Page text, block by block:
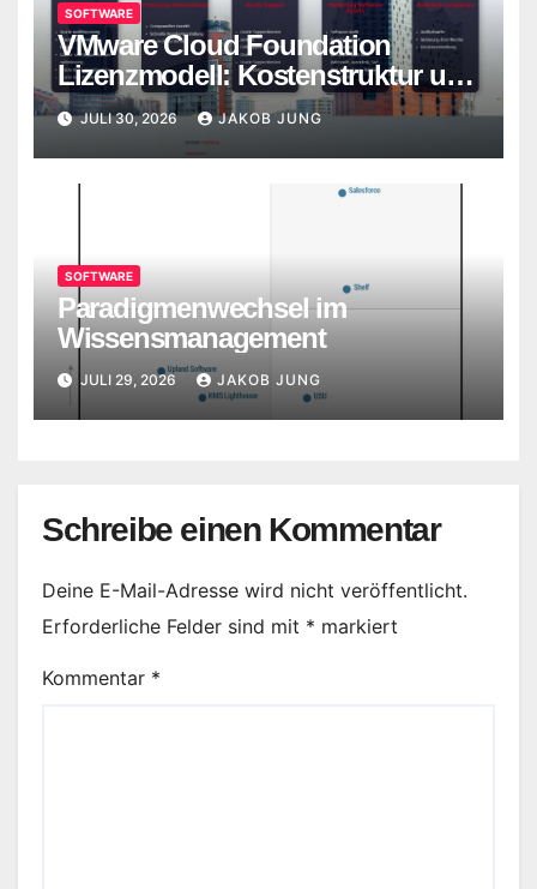
SOFTWARE
VMware Cloud Foundation
Lizenzmodell: Kostenstruktur und
Alternativen
JULI 30, 2026 JAKOB JUNG
SOFTWARE
Paradigmenwechsel im
Wissensmanagement
JULI 29, 2026 JAKOB JUNG
Schreibe einen Kommentar
Deine E-Mail-Adresse wird nicht veröffentlicht.
Erforderliche Felder sind mit * markiert
Kommentar *